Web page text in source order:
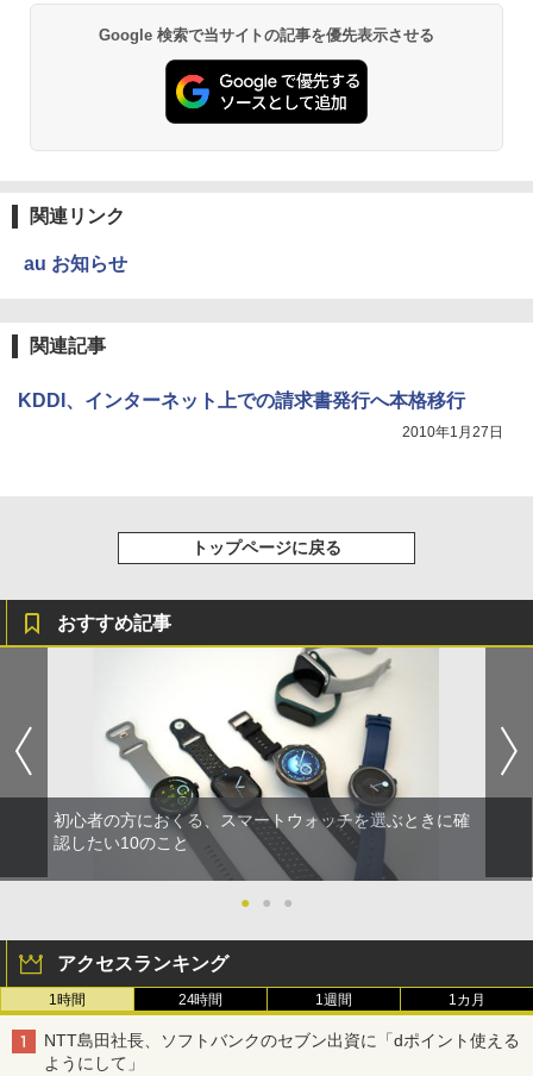
Google 検索で当サイトの記事を優先表示させる
関連リンク
au お知らせ
関連記事
KDDI、インターネット上での請求書発行へ本格移行
2010年1月27日
トップページに戻る
おすすめ記事
初心者の方におくる、スマートウォッチを選ぶときに確
認したい10のこと
● ● ●
アクセスランキング
1時間 24時間 1週間 1カ月
NTT島田社長、ソフトバンクのセブン出資に「dポイント使える
ようにして」